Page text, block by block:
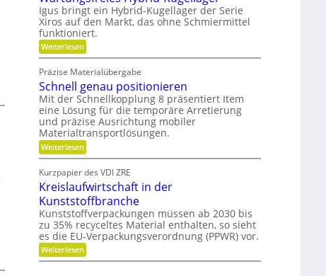
a
m
i
l
i
e
ä
t
n
z
i
a
l
e
e
r
B
a
u
t
e
i
l
e
s
h
a
f
f
u
n
g
Igus bringt ein Hybrid-Kugellager der Serie
Xiros auf den Markt, das ohne Schmiermittel
funktioniert.
Weiterlesen:
W
r
t
u
n
g
s
f
r
e
e
s
H
y
b
r
d
-
K
Präzise Materialübergabe
Schnell genau positionieren
Mit der Schnellkopplung 8 präsentiert Item
eine Lösung für die temporäre Arretierung
und präzise Ausrichtung mobiler
Materialtransportlösungen.
Weiterlesen:
S
h
n
l
l
g
e
n
a
u
Kurzpapier des VDI ZRE
Kreislaufwirtschaft in der
Kunststoffbranche
Kunststoffverpackungen müssen ab 2030 bis
zu 35% recyceltes Material enthalten, so sieht
es die EU-Verpackungsverordnung (PPWR) vor.
Weiterlesen:
K